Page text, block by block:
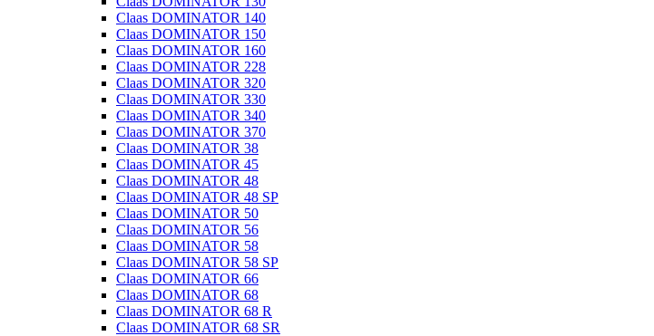
Claas DOMINATOR 140
Claas DOMINATOR 150
Claas DOMINATOR 160
Claas DOMINATOR 228
Claas DOMINATOR 320
Claas DOMINATOR 330
Claas DOMINATOR 340
Claas DOMINATOR 370
Claas DOMINATOR 38
Claas DOMINATOR 45
Claas DOMINATOR 48
Claas DOMINATOR 48 SP
Claas DOMINATOR 50
Claas DOMINATOR 56
Claas DOMINATOR 58
Claas DOMINATOR 58 SP
Claas DOMINATOR 66
Claas DOMINATOR 68
Claas DOMINATOR 68 R
Claas DOMINATOR 68 SR